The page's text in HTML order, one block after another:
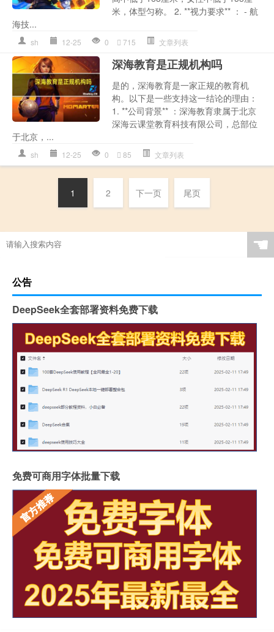
米，体型匀称。 2. **视力要求** ： - 航
海技...
sh 12-25 0 715 文章列表
深海教育是正规机构吗
是的，深海教育是一家正规的教育机
构。以下是一些支持这一结论的理由：
1. **公司背景** ：深海教育隶属于北京
深海云课堂教育科技有限公司，总部位
于北京，...
sh 12-25 0 85 文章列表
1 2 下一页 尾页
☚
公告
DeepSeek全套部署资料免费下载
免费可商用字体批量下载